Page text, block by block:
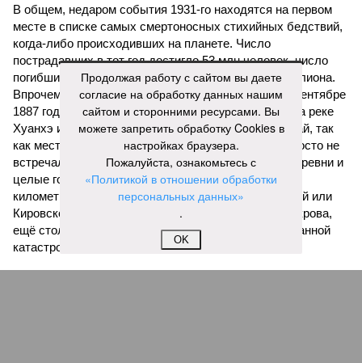
В общем, недаром события 1931-го находятся на первом
месте в списке самых смертоносных стихийных бедствий,
когда-либо происходивших на планете. Число
пострадавших в тот год достигло 53 млн человек, число
погибших, по некоторым оценкам, составило 4 миллиона.
Впрочем, для Китая подобное не в новинку. Так, в сентябре
1887 года вода прорвала многочисленные дамбы на реке
Хуанхэ и быстро залила почти весь Северный Китай, так
как местность там довольно низменная, и потоп просто не
встречал препятствий на своём пути, уничтожая деревни и
целые города. Водой залило 130 тыс. квадратных
километров (а это больше территорий Оренбургской или
Кировской областей), 2 млн человек остались без крова,
ещё столько же погибли в результате спровоцированной
катастрофой пандемии.
Продолжая работу с сайтом вы даете
согласие на обработку данных нашим
сайтом и сторонними ресурсами. Вы
можете запретить обработку Cookies в
настройках браузера.
Пожалуйста, ознакомьтесь с
«Политикой в отношении обработки
персональных данных»
.
OK